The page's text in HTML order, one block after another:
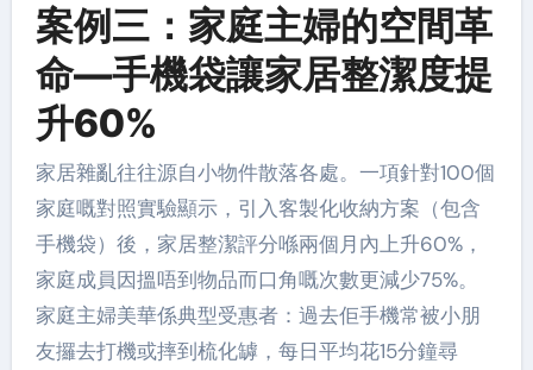
案例三：家庭主婦的空間革
命—手機袋讓家居整潔度提
升60%
家居雜亂往往源自小物件散落各處。一項針對100個
家庭嘅對照實驗顯示，引入客製化收納方案（包含
手機袋）後，家居整潔評分喺兩個月內上升60%，
家庭成員因搵唔到物品而口角嘅次數更減少75%。
家庭主婦美華係典型受惠者：過去佢手機常被小朋
友攞去打機或摔到梳化罅，每日平均花15分鐘尋